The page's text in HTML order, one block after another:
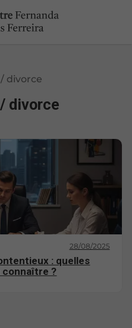
divorce
divorce
28/08/2025
: quelles
?